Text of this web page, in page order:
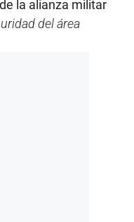
la alianza militar
del área